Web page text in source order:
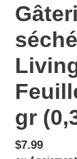
gr
Prix
$7.99